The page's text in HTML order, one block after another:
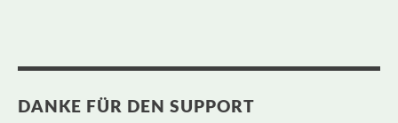
DANKE FÜR DEN SUPPORT